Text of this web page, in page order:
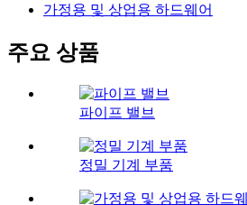
가정용 및 상업용 하드웨어
주요 상품
파이프 밸브
정밀 기계 부품